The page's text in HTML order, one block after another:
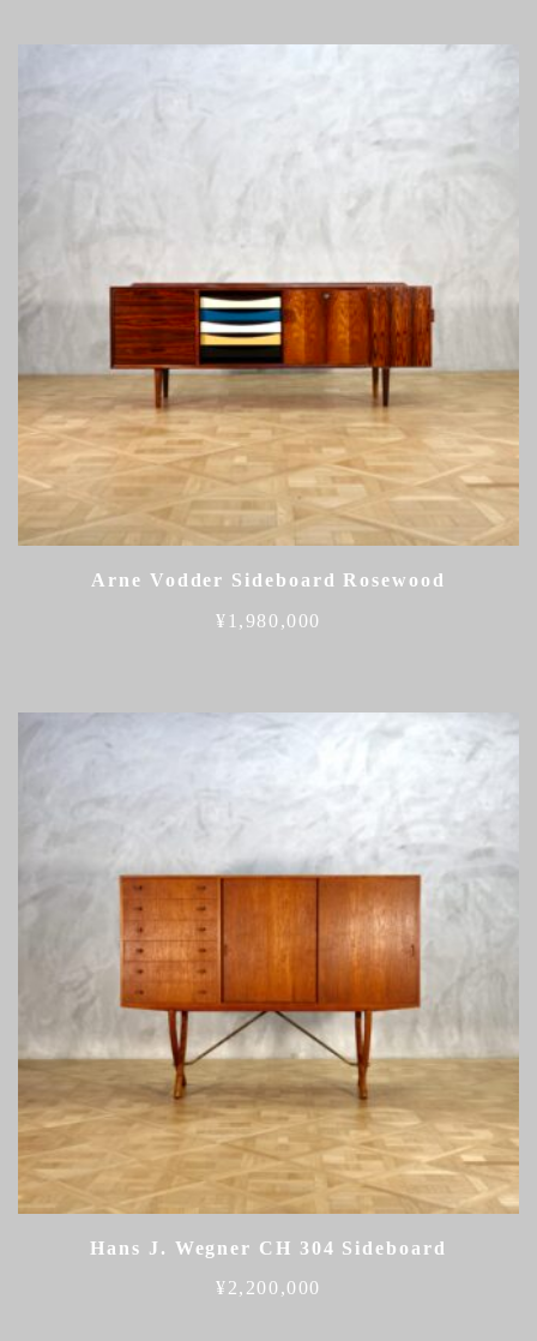
Arne Vodder Sideboard Rosewood
¥ 1,980,000
Hans J. Wegner CH 304 Sideboard
¥2,200,000